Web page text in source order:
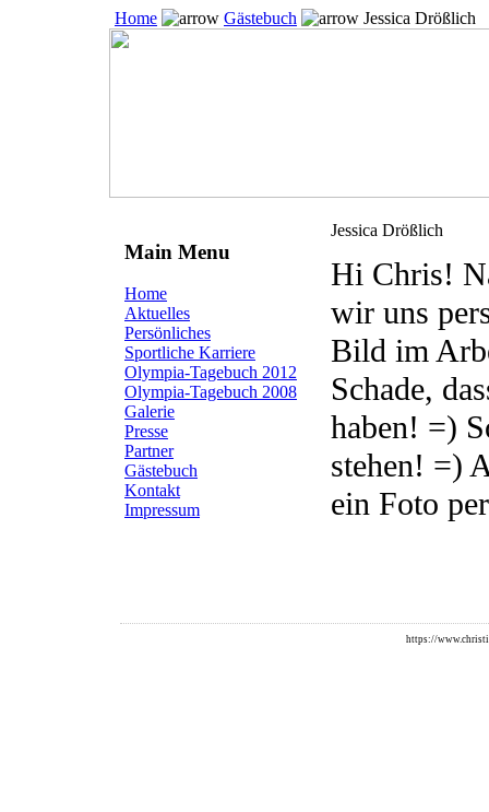
Home Gästebuch Jessica Drößlich
Main Menu
Home
Aktuelles
Persönliches
Sportliche Karriere
Olympia-Tagebuch 2012
Olympia-Tagebuch 2008
Galerie
Presse
Partner
Gästebuch
Kontakt
Impressum
Jessica Drößlich
Hi Chris!
wir uns
Bild im
Schade,
haben! =)
stehen! =)
ein Foto
https://